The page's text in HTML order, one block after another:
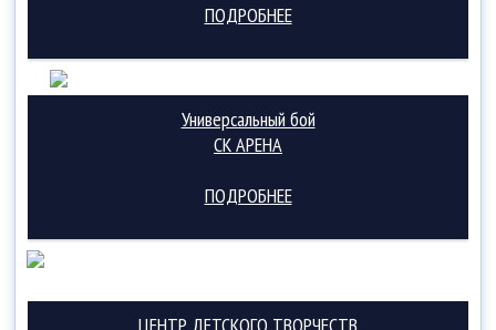
ПОДРОБНЕЕ
Универсальный бой
СК АРЕНА
ПОДРОБНЕЕ
ЦЕНТР ДЕТСКОГО ТВОРЧЕСТВ